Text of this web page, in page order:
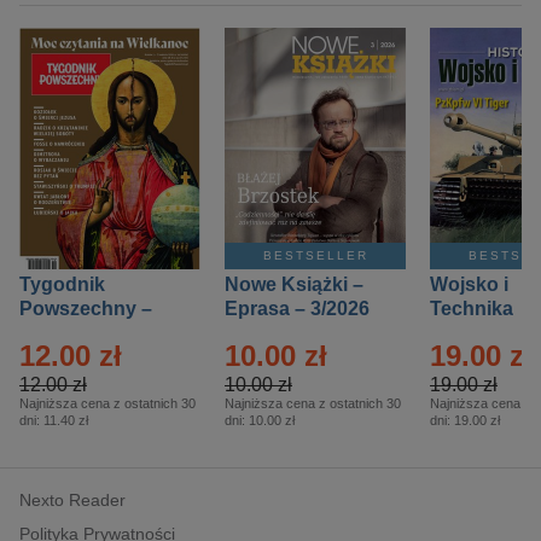
Tygodnik
Powszechny –
12.00 zł
12.00 zł
Najniższa cena z ostatnich 30
dni: 11.40 zł
BESTSELLER
Nowe Książki –
Eprasa – 3/2026
10.00 zł
10.00 zł
Najniższa cena z ostatnich 30
dni: 10.00 zł
Wojsko i
Technika
– 2/2026
19.00 zł
19.00 zł
Najniższa cena z
dni: 19.00 zł
Nexto Reader
Polityka Prywatności